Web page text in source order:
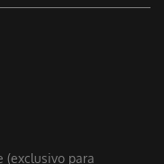
(exclusivo para